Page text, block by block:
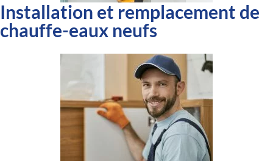
Installation et remplacement de
chauffe-eaux neufs